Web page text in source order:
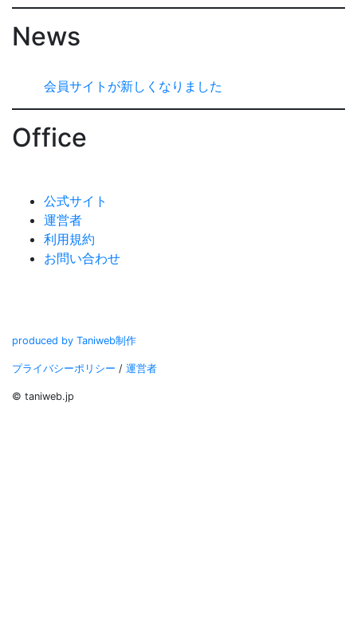
News
会員サイトが新しくなりました
Office
公式サイト
運営者
利用規約
お問い合わせ
produced by Taniweb制作
プライバシーポリシー / 運営者
© taniweb.jp